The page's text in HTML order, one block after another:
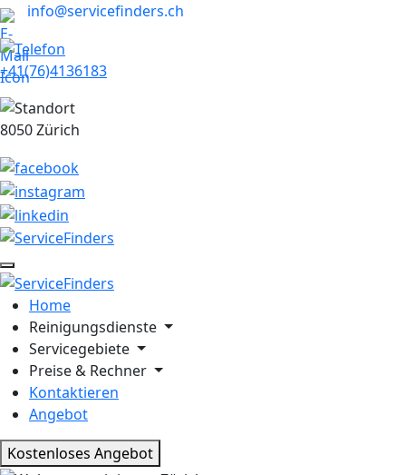
info@servicefinders.ch
+41(76)4136183
8050 Zürich
Home
Reinigungsdienste
Servicegebiete
Preise & Rechner
Kontaktieren
Angebot
Kostenloses Angebot